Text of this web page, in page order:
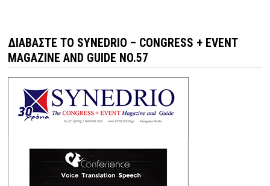
ΔΙΑΒΆΣΤΕ ΤΟ SYNEDRIO – CONGRESS + EVENT
MAGAZINE AND GUIDE NO.57